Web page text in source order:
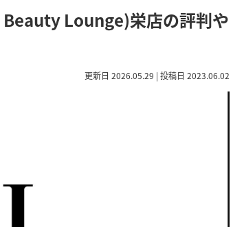
Beauty Lounge)栄店の評判や
更新日 2026.05.29 | 投稿日 2023.06.02